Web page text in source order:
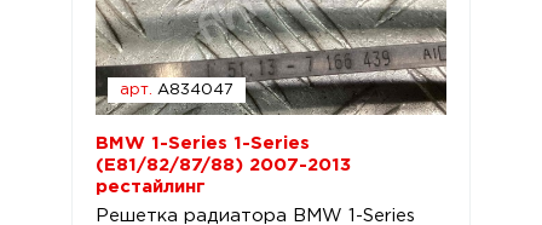
арт. A834047
BMW 1-Series 1-Series
(E81/82/87/88) 2007-2013
рестайлинг
Решетка радиатора BMW 1-Series